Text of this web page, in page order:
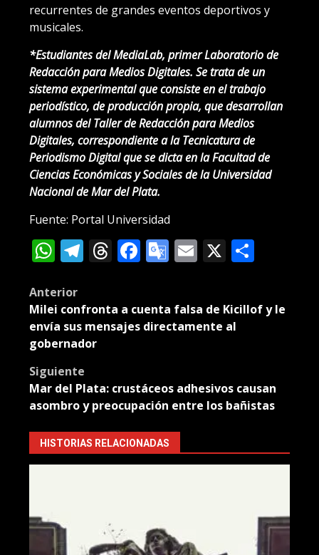
recurrentes de grandes eventos deportivos y
musicales.
*Estudiantes del MediaLab, primer Laboratorio de
Redacción para Medios Digitales. Se trata de un
sistema experimental que consiste en el trabajo
periodístico, de producción propia, que desarrollan
alumnos del Taller de Redacción para Medios
Digitales, correspondiente a la Tecnicatura de
Periodismo Digital que se dicta en la Facultad de
Ciencias Económicas y Sociales de la Universidad
Nacional de Mar del Plata.
Fuente: Portal Universidad
WhatsApp
Telegram
Threads
Facebook
Google
Email
X
Post
navigation
Anterior
Milei confronta a cuenta falsa de Kicillof y le
envía sus mensajes directamente al
gobernador
Siguiente
Mar del Plata: crustáceos adhesivos causan
asombro y preocupación entre los bañistas
HISTORIAS RELACIONADAS